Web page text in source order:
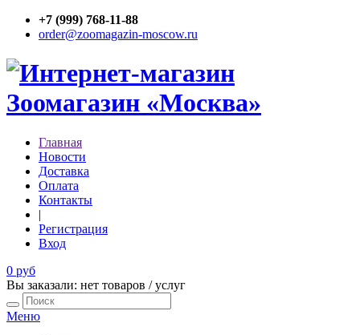
+7 (999) 768-11-88
order@zoomagazin-moscow.ru
Главная
Новости
Доставка
Оплата
Контакты
|
Регистрация
Вход
0 руб
Вы заказали: нет товаров / услуг
Меню